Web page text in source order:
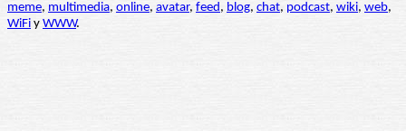
meme, multimedia, online, avatar, feed, blog, chat, podcast, wiki, web,
WiFi y WWW.